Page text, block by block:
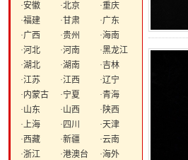
·安徽 ·北京
·重庆
·福建
·甘肃
·广东
·广西
·贵州
·海南
·河北
·河南
·黑龙江
·湖北
·湖南
·吉林
·江苏
·江西
·辽宁
·内蒙古
·宁夏
·青海
·山东
·山西
·陕西
·上海
·四川
·天津
·西藏
·新疆
·云南
·浙江
·港澳台 ·海外